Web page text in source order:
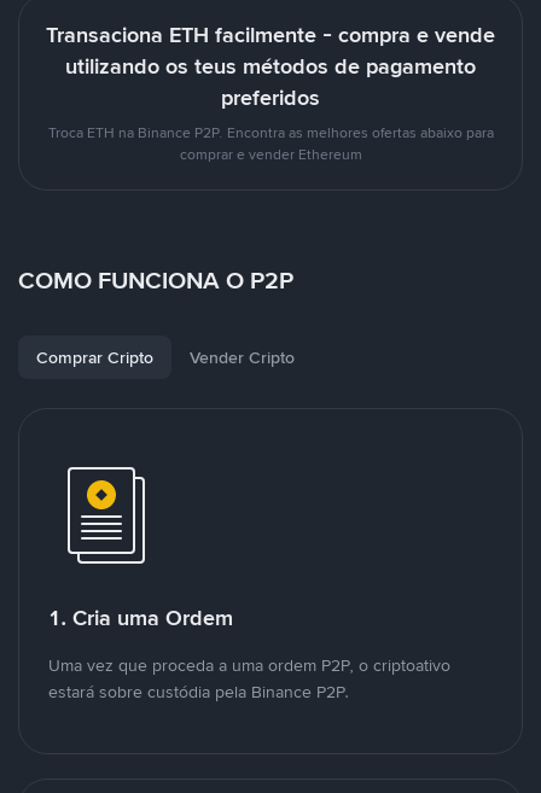
Transaciona ETH facilmente - compra e vende
utilizando os teus métodos de pagamento
preferidos
Troca ETH na Binance P2P. Encontra as melhores ofertas abaixo para
comprar e vender Ethereum
COMO FUNCIONA O P2P
Comprar Cripto Vender Cripto
1. Cria uma Ordem
Uma vez que proceda a uma ordem P2P, o criptoativo
estará sobre custódia pela Binance P2P.